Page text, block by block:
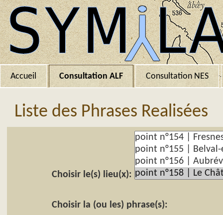
Accueil Consultation ALF Consultation NES
Liste des Phrases Realisées
Choisir le(s) lieu(x):
Choisir la (ou les) phrase(s):